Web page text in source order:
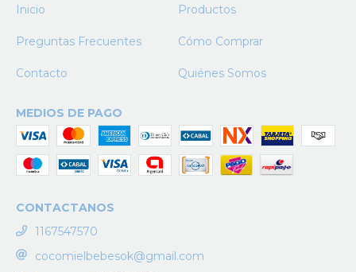
Inicio
Productos
Preguntas Frecuentes Cómo Comprar
Contacto Quiénes Somos
MEDIOS DE PAGO
CONTACTANOS
1167547570
cocomielbebesok@gmail.com